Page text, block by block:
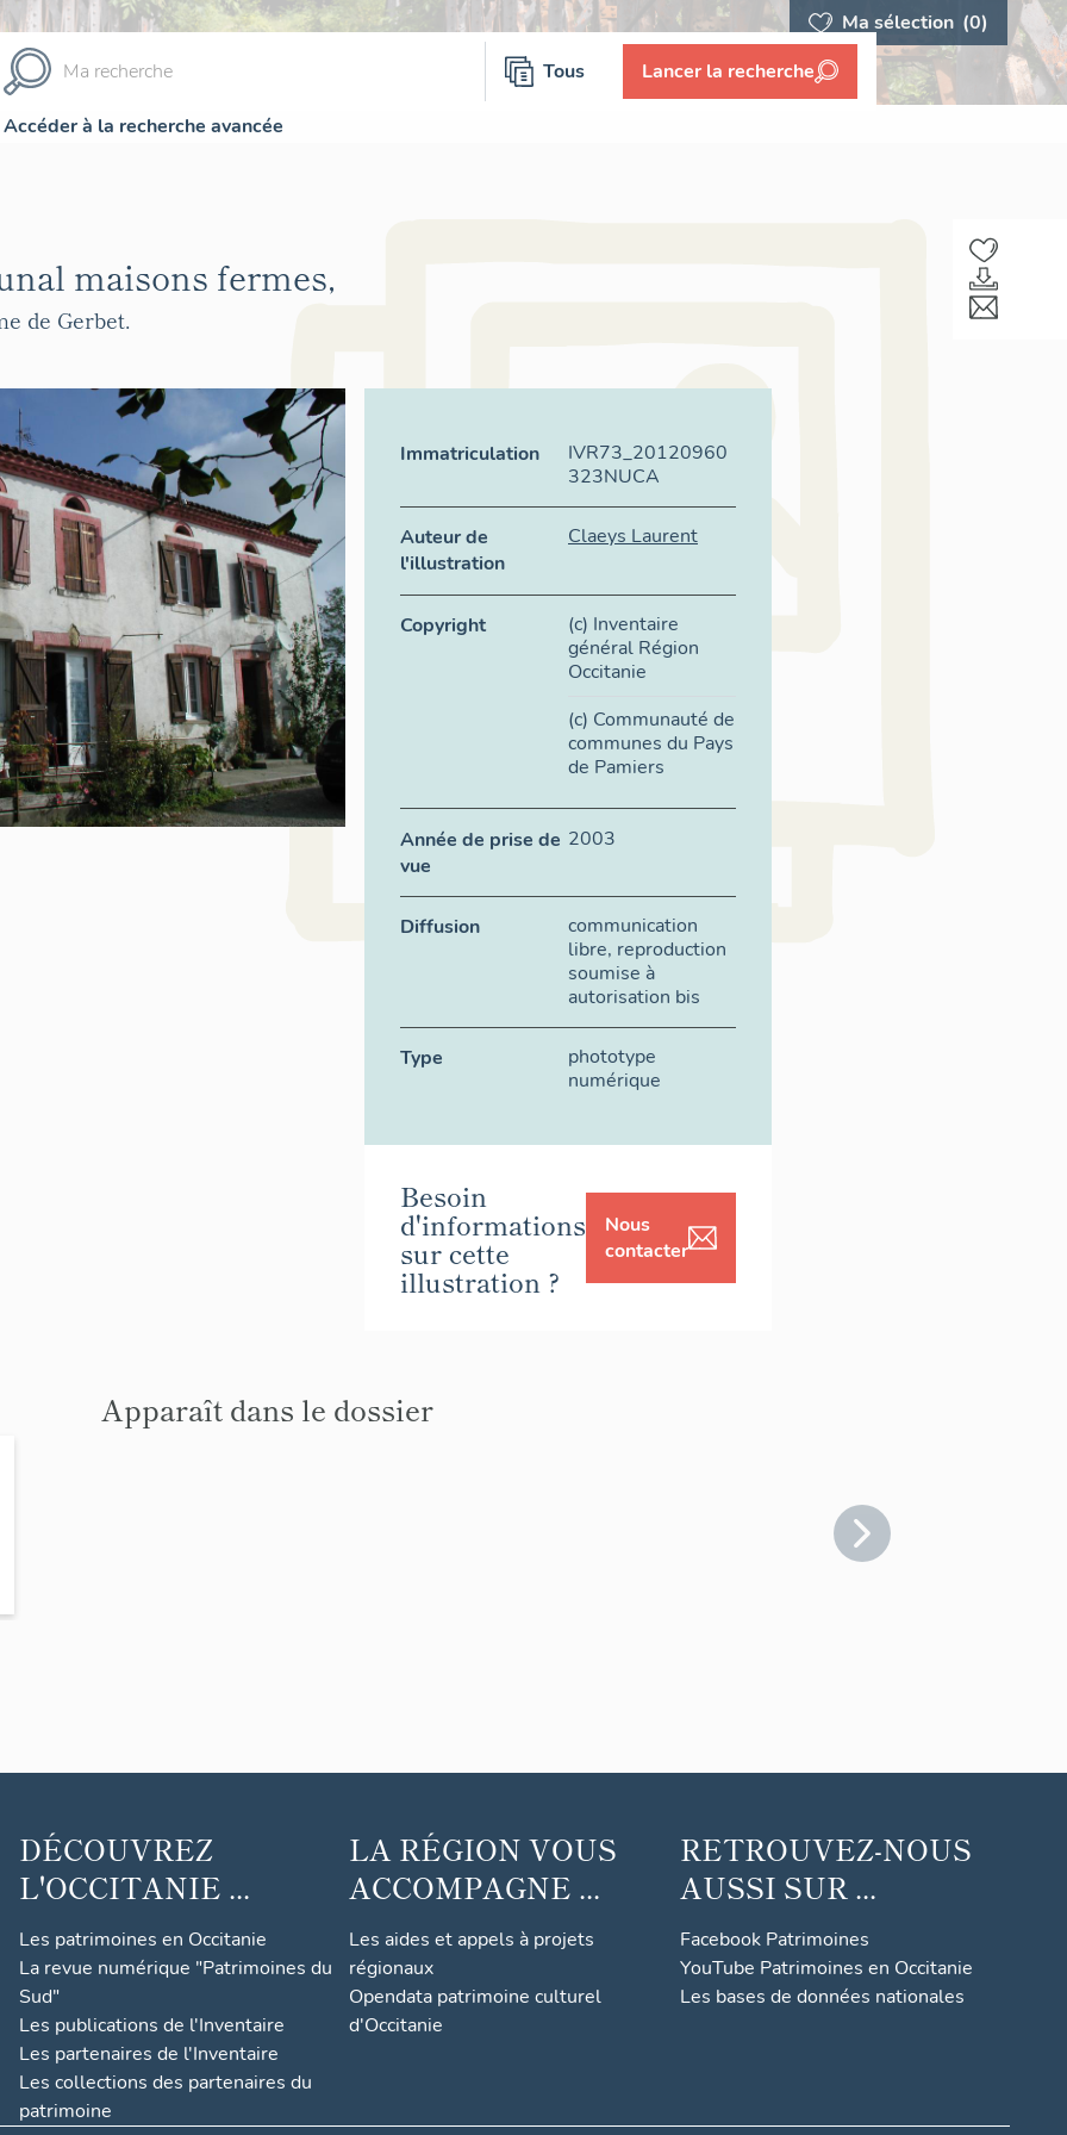
Ma sélection (0)
Tous Lancer la recherche
Accéder à la recherche avancée
maisons fermes,
de Gerbet.
Immatriculation
IVR73_20120960
323NUCA
Auteur de
l'illustration
Claeys Laurent
Copyright
(c) Inventaire
général Région
Occitanie
(c) Communauté de
communes du Pays
de Pamiers
Année de prise de
vue
2003
Diffusion
communication
libre, reproduction
soumise à
autorisation bis
Type
phototype
numérique
Besoin
d'informations
sur cette
illustration ?
Nous
contacter
Apparaît dans le dossier
DÉCOUVREZ
L'OCCITANIE ...
Les patrimoines en Occitanie
La revue numérique "Patrimoines du
Sud"
Les publications de l'Inventaire
Les partenaires de l'Inventaire
Les collections des partenaires du
patrimoine
LA RÉGION VOUS
ACCOMPAGNE ...
Les aides et appels à projets
régionaux
Opendata patrimoine culturel
d'Occitanie
RETROUVEZ-NOUS
AUSSI SUR ...
Facebook Patrimoines
YouTube Patrimoines en Occitanie
Les bases de données nationales